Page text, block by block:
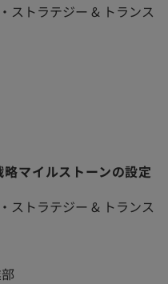
ストラテジー & トランス
略マイルストーンの設定
ストラテジー & トランス